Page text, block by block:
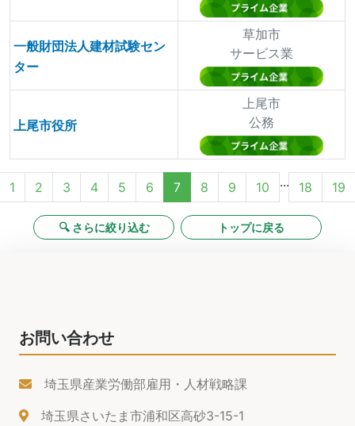
一般財団法人建材試験セン
ター
草加市
サービス業
上尾市役所
上尾市
公務
1 2 3 4 5 6 7 8 9 10 ... 18 19
🔍 さらに絞り込む トップに戻る
お問い合わせ
埼玉県産業労働部雇用・人材戦略課
埼玉県さいたま市浦和区高砂3-15-1